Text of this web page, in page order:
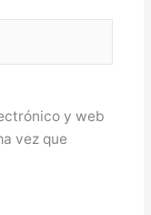
y web
vez que